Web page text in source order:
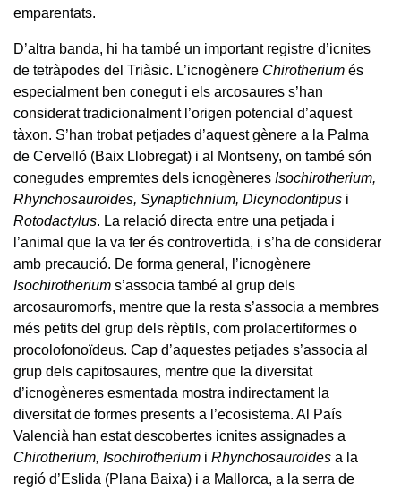
emparentats.
D’altra banda, hi ha també un important registre d’icnites
de tetràpodes del Triàsic. L’icnogènere Chirotherium és
especialment ben conegut i els arcosaures s’han
considerat tradicionalment l’origen potencial d’aquest
tàxon. S’han trobat petjades d’aquest gènere a la Palma
de Cervelló (Baix Llobregat) i al Montseny, on també són
conegudes empremtes dels icnogèneres Isochirotherium,
Rhynchosauroides, Synaptichnium, Dicynodontipus i
Rotodactylus. La relació directa entre una petjada i
l’animal que la va fer és controvertida, i s’ha de considerar
amb precaució. De forma general, l’icnogènere
Isochirotherium s’associa també al grup dels
arcosauromorfs, mentre que la resta s’associa a membres
més petits del grup dels rèptils, com prolacertiformes o
procolofonoïdeus. Cap d’aquestes petjades s’associa al
grup dels capitosaures, mentre que la diversitat
d’icnogèneres esmentada mostra indirectament la
diversitat de formes presents a l’ecosistema. Al País
Valencià han estat descobertes icnites assignades a
Chirotherium, Isochirotherium i Rhynchosauroides a la
regió d’Eslida (Plana Baixa) i a Mallorca, a la serra de